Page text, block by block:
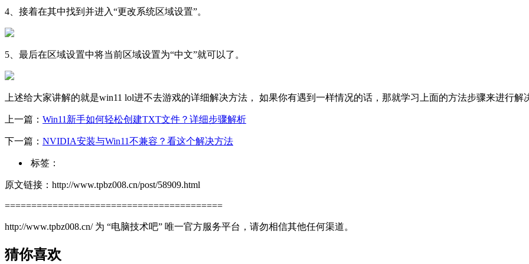
4、接着在其中找到并进入“更改系统区域设置”。
5、最后在区域设置中将当前区域设置为“中文”就可以了。
上述给大家讲解的就是win11 lol进不去游戏的详细解决方法， 如果你有遇到一样情况的话，那就学习上面的方法步骤来进行解
上一篇： Win11新手如何轻松创建TXT文件？详细步骤解析
下一篇： NVIDIA安装与Win11不兼容？看这个解决方法
标签：
原文链接：http://www.tpbz008.cn/post/58909.html
=========================================
http://www.tpbz008.cn/ 为 “电脑技术吧” 唯一官方服务平台，请勿相信其他任何渠道。
猜你喜欢